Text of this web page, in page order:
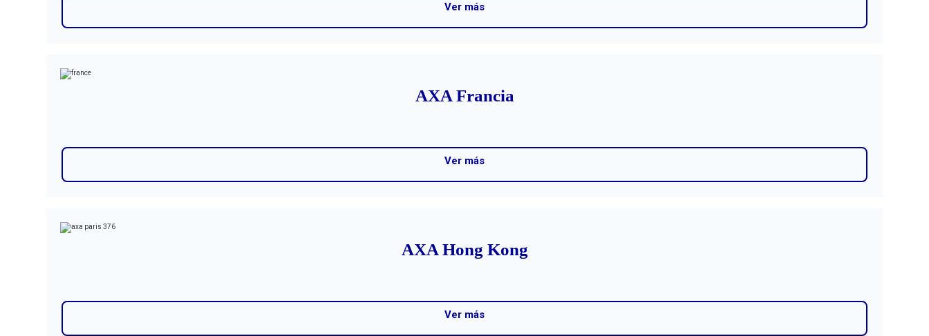
Ver más
AXA Francia
Ver más
AXA Hong Kong
Ver más